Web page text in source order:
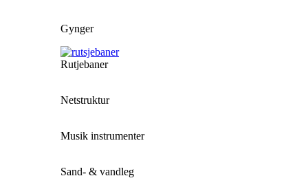
Gynger
Rutjebaner
Netstruktur
Musik instrumenter
Sand- & vandleg